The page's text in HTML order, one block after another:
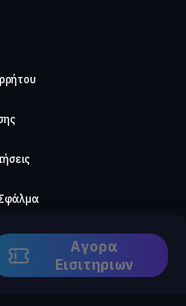
Αγορα
Eισιτηριων